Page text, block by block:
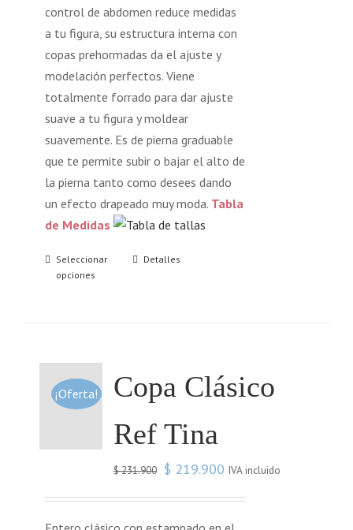
control de abdomen reduce medidas
a tu figura, su estructura interna con
copas prehormadas da el ajuste y
modelación perfectos. Viene
totalmente forrado para dar ajuste
suave a tu figura y moldear
suavemente. Es de pierna graduable
que te permite subir o bajar el alto de
la pierna tanto como desees dando
un efecto drapeado muy moda. Tabla
de Medidas
Seleccionar
opciones
Detalles
¡Oferta!
Copa Clásico
Ref Tina
$231.900 $ 219.900 IVA incluido